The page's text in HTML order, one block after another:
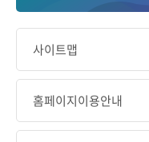
사이트맵
홈페이지이용안내